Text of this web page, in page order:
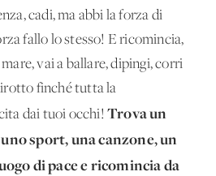
cadi, ma abbi la forza di
fallo lo stesso! E ricomincia,
vai a ballare, dipingi, corri
finché tutta la
dai tuoi occhi! Trova un
sport, una canzone, un
di pace e ricomincia da